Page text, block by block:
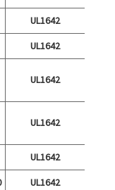
UL1642
UL1642
UL1642
UL1642
UL1642
UL1642